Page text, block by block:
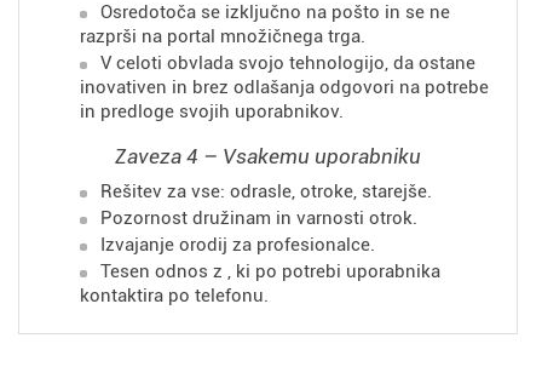
Osredotoča se izključno na pošto in se ne
razprši na portal množičnega trga.
V celoti obvlada svojo tehnologijo, da ostane
inovativen in brez odlašanja odgovori na potrebe
in predloge svojih uporabnikov.
Zaveza 4 – Vsakemu uporabniku
Rešitev za vse: odrasle, otroke, starejše.
Pozornost družinam in varnosti otrok.
Izvajanje orodij za profesionalce.
Tesen odnos z , ki po potrebi uporabnika
kontaktira po telefonu.